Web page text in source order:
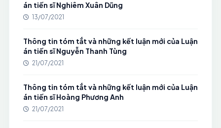
án tiến sĩ Nghiêm Xuân Dũng
13/07/2021
Thông tin tóm tắt và những kết luận mới của Luận
án tiến sĩ Nguyễn Thanh Tùng
21/07/2021
Thông tin tóm tắt và những kết luận mới của Luận
án tiến sĩ Hoàng Phương Anh
21/07/2021